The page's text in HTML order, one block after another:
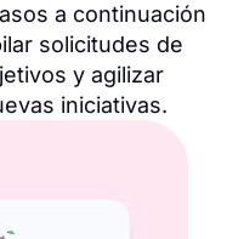
a continuación
solicitudes de
y agilizar
iniciativas.